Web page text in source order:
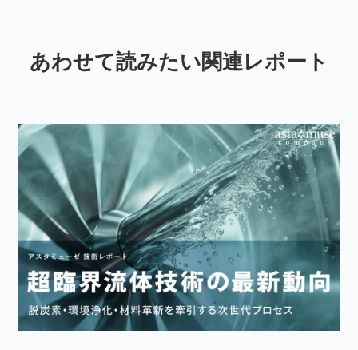
あわせて読みたい関連レポート